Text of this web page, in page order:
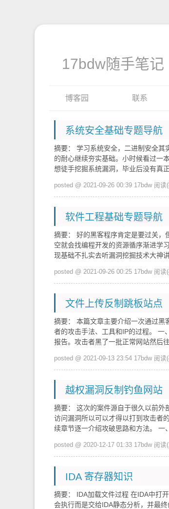
17bdw随手笔记
博客园 联系
系统安全基础专题导航
摘要： 学习系统安全，二进制安全其
的耐心继续夯实基础。小时候看过一
想徒手挖掘系统漏洞，毕业后没有真
posted @ 2021-09-26 00:39 17bdw 阅读
软件工程基础专题导航
摘要： 好的黑客程序肯定是要过关，
空就会找编程开发的资源循序渐进学
现基础不扎实去听漏洞挖掘技术大神
posted @ 2021-09-26 00:25 17bdw 阅读
文件上传反制跳板站点
摘要： 本篇文章主要介绍一次通过黑
者的攻击手法、工具和IP的过程。 一
报告。攻击者黑了一批正常网站然后
posted @ 2021-09-13 23:54 17bdw 阅读
越权漏洞反制钓鱼网站
摘要： 这次的案件源自于很久以前外
访问漏洞所以可以才得以打到攻击者
续章节逐一介绍攻破思路和方法。 一
posted @ 2020-12-17 01:33 17bdw 阅读
IDA 寄存器知识
摘要： IDA加载文件过程 在IDA中打
会执行而是交给IDA静态分析，并最